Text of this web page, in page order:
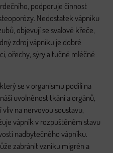
podporuje činnost
Nedostatek vápníku
objevují se svalové křeče,
zdroj vápníku je dobré
ořechy, sýry a tučné mléčné
se v organismu podílí na
uvolněnost tkání a orgánů,
na nervovou soustavu,
vápník v rozpuštěném stavu
nadbytečného vápníku.
zabránit vzniku migrén a